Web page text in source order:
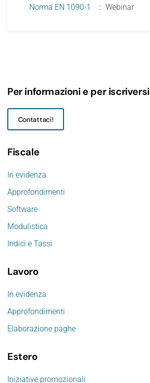
Norma EN 1090-1
:: Webinar
Per informazioni e per iscriversi
Contattaci!
Fiscale
In evidenza
Approfondimenti
Software
Modulistica
Indici e Tassi
Lavoro
In evidenza
Approfondimenti
Elaborazione paghe
Estero
Iniziative promozionali